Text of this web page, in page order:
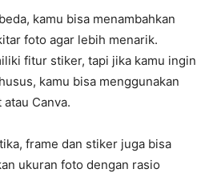
kamu bisa menambahkan
foto agar lebih menarik.
fitur stiker, tapi jika kamu ingin
kamu bisa menggunakan
Canva.
frame dan stiker juga bisa
ukuran foto dengan rasio